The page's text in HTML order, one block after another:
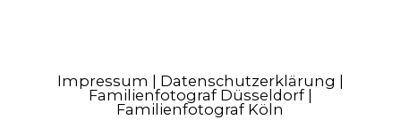
Impressum Datenschutzerklärung
Familienfotograf Düsseldorf |
Familienfotograf Köln